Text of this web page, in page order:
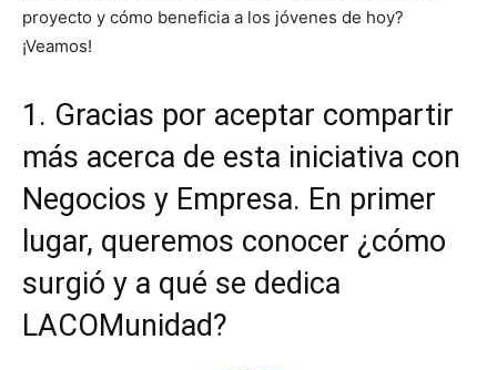
proyecto y cómo beneficia a los jóvenes de hoy?
¡Veamos!
1. Gracias por aceptar compartir
más acerca de esta iniciativa con
Negocios y Empresa. En primer
lugar, queremos conocer ¿cómo
surgió y a qué se dedica
LACOMunidad?